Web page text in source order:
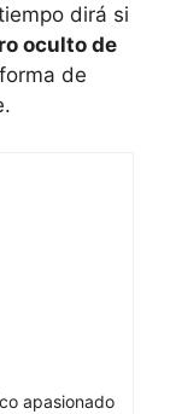
dirá si
oculto de
de
apasionado